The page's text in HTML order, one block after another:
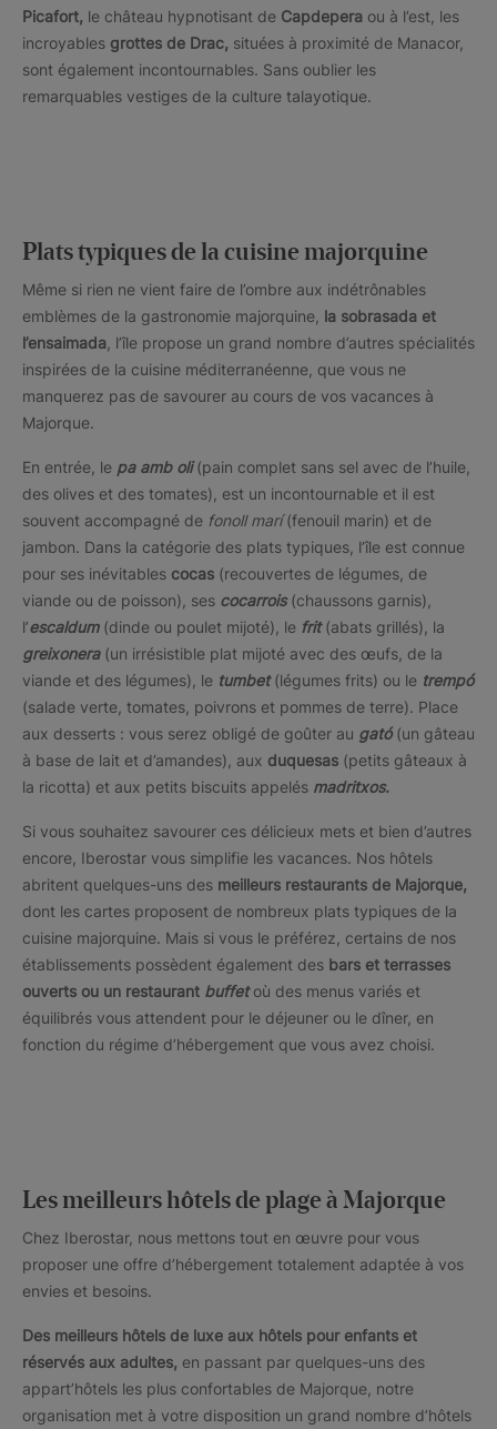
Picafort, le château hypnotisant de Capdepera ou à l’est, les
incroyables grottes de Drac, situées à proximité de Manacor,
sont également incontournables. Sans oublier les
remarquables vestiges de la culture talayotique.
Plats typiques de la cuisine majorquine
Même si rien ne vient faire de l’ombre aux indétrônables
emblèmes de la gastronomie majorquine, la sobrasada et
l’ensaimada , l’île propose un grand nombre d’autres spécialités
inspirées de la cuisine méditerranéenne, que vous ne
manquerez pas de savourer au cours de vos vacances à
Majorque.
En entrée, le pa amb oli(pain complet sans sel avec de l’huile,
des olives et des tomates), est un incontournable et il est
souvent accompagné de fonoll marí(fenouil marin) et de
jambon. Dans la catégorie des plats typiques, l’île est connue
pour ses inévitables cocas (recouvertes de légumes, de
viande ou de poisson), ses cocarrois(chaussons garnis),
l’escaldum(dinde ou poulet mijoté), le frit(abats grillés), la
greixonera(un irrésistible plat mijoté avec des œufs, de la
viande et des légumes), le tumbet(légumes frits) ou le trempó
(salade verte, tomates, poivrons et pommes de terre). Place
aux desserts : vous serez obligé de goûter au gató(un gâteau
à base de lait et d’amandes), aux duquesas (petits gâteaux à
la ricotta) et aux petits biscuits appelés madritxos.
Si vous souhaitez savourer ces délicieux mets et bien d’autres
encore, Iberostar vous simplifie les vacances. Nos hôtels
abritent quelques-uns des meilleurs restaurants de Majorque,
dont les cartes proposent de nombreux plats typiques de la
cuisine majorquine. Mais si vous le préférez, certains de nos
établissements possèdent également des bars et terrasses
ouverts ou un restaurant buffet où des menus variés et
équilibrés vous attendent pour le déjeuner ou le dîner, en
fonction du régime d’hébergement que vous avez choisi.
Les meilleurs hôtels de plage à Majorque
Chez Iberostar, nous mettons tout en œuvre pour vous
proposer une offre d’hébergement totalement adaptée à vos
envies et besoins.
Des meilleurs hôtels de luxe aux hôtels pour enfants et
réservés aux adultes, en passant par quelques-uns des
appart’hôtels les plus confortables de Majorque, notre
organisation met à votre disposition un grand nombre d’hôtels